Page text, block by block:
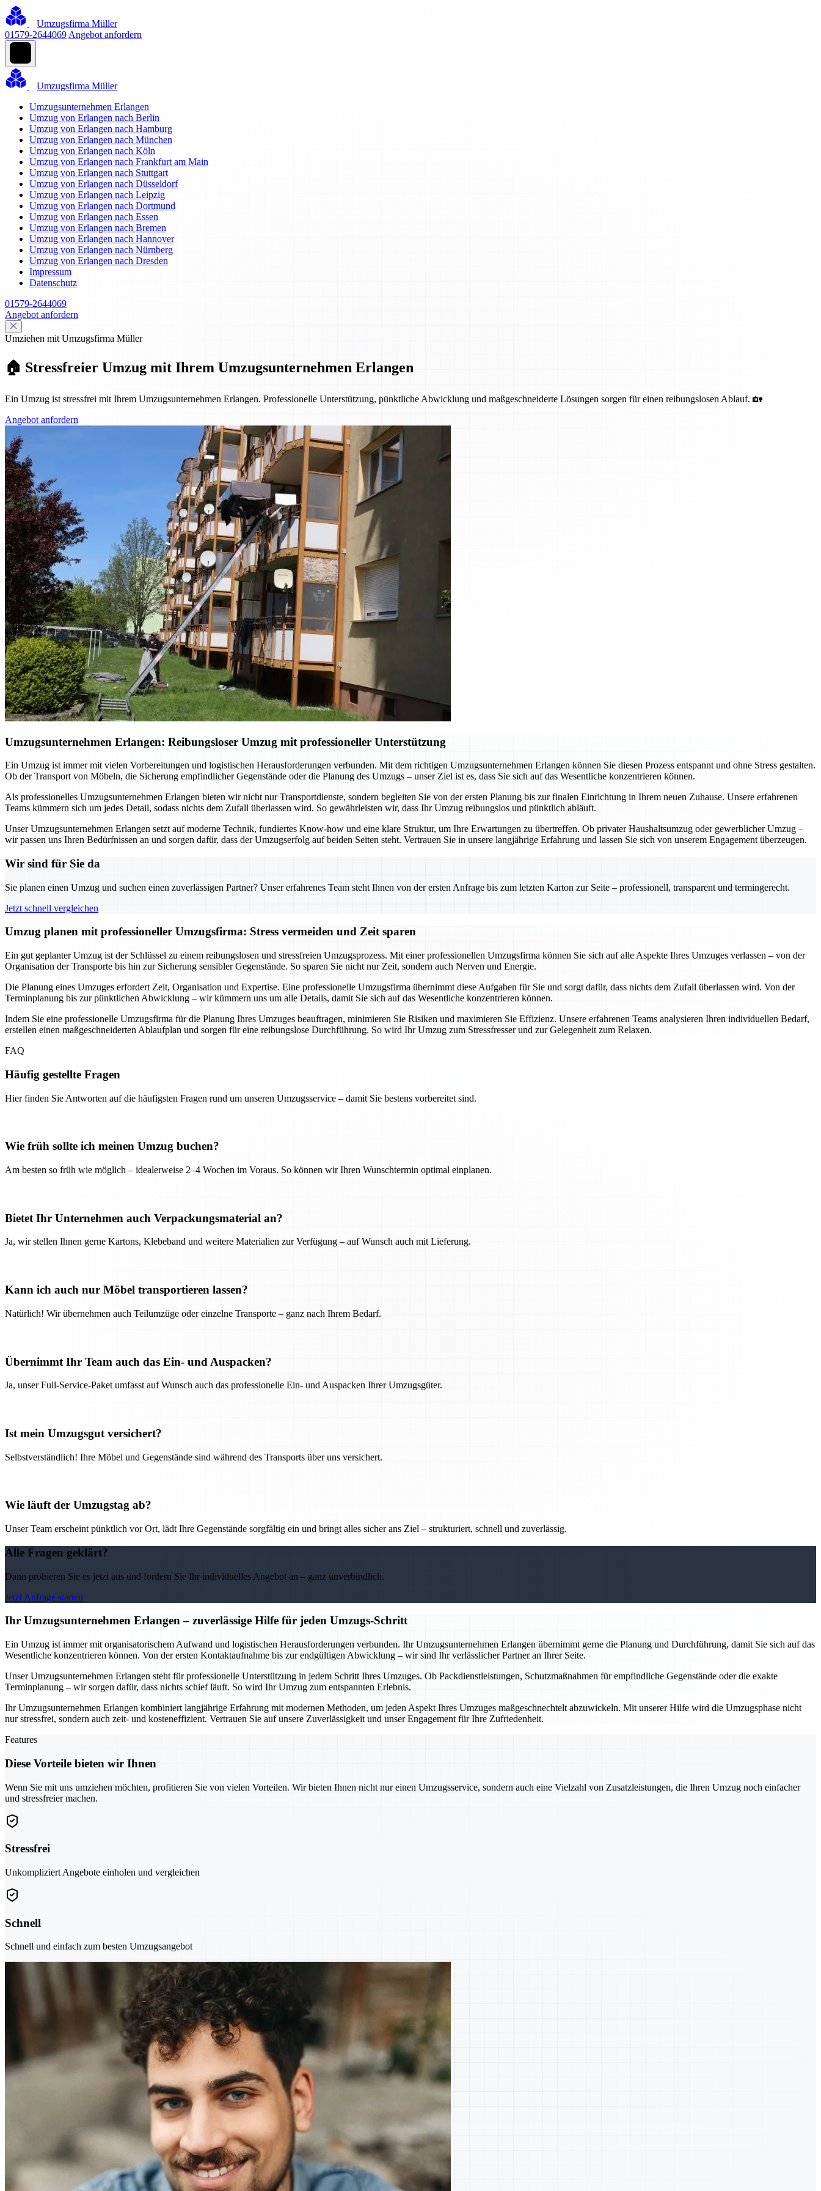
Umzugsfirma Müller
01579-2644069 Angebot anfordern
Umzugsfirma Müller
Umzugsunternehmen Erlangen
Umzug von Erlangen nach Berlin
Umzug von Erlangen nach Hamburg
Umzug von Erlangen nach München
Umzug von Erlangen nach Köln
Umzug von Erlangen nach Frankfurt am Main
Umzug von Erlangen nach Stuttgart
Umzug von Erlangen nach Düsseldorf
Umzug von Erlangen nach Leipzig
Umzug von Erlangen nach Dortmund
Umzug von Erlangen nach Essen
Umzug von Erlangen nach Bremen
Umzug von Erlangen nach Hannover
Umzug von Erlangen nach Nürnberg
Umzug von Erlangen nach Dresden
Impressum
Datenschutz
01579-2644069
Angebot anfordern
Umziehen mit Umzugsfirma Müller
🏠 Stressfreier Umzug mit Ihrem Umzugsunternehmen Erlangen
Ein Umzug ist stressfrei mit Ihrem Umzugsunternehmen Erlangen. Professionelle Unterstützung, pünktliche Abwicklung und maßgeschneiderte Lösungen sorgen für einen reibungslosen Ablauf. 🏡
Angebot anfordern
Umzugsunternehmen Erlangen: Reibungsloser Umzug mit professioneller Unterstützung
Ein Umzug ist immer mit vielen Vorbereitungen und logistischen Herausforderungen verbunden. Mit dem richtigen Umzugsunternehmen Erlangen können Sie diesen Prozess entspannt und ohne Stress gestalten.
Ob der Transport von Möbeln, die Sicherung empfindlicher Gegenstände oder die Planung des Umzugs – unser Ziel ist es, dass Sie sich auf das Wesentliche konzentrieren können.
Als professionelles Umzugsunternehmen Erlangen bieten wir nicht nur Transportdienste, sondern begleiten Sie von der ersten Planung bis zur finalen Einrichtung in Ihrem neuen Zuhause. Unsere erfahrenen
Teams kümmern sich um jedes Detail, sodass nichts dem Zufall überlassen wird. So gewährleisten wir, dass Ihr Umzug reibungslos und pünktlich abläuft.
Unser Umzugsunternehmen Erlangen setzt auf moderne Technik, fundiertes Know-how und eine klare Struktur, um Ihre Erwartungen zu übertreffen. Ob privater Haushaltsumzug oder gewerblicher Umzug –
wir passen uns Ihren Bedürfnissen an und sorgen dafür, dass der Umzugserfolg auf beiden Seiten steht. Vertrauen Sie in unsere langjährige Erfahrung und lassen Sie sich von unserem Engagement überzeugen.
Wir sind für Sie da
Sie planen einen Umzug und suchen einen zuverlässigen Partner? Unser erfahrenes Team steht Ihnen von der ersten Anfrage bis zum letzten Karton zur Seite – professionell, transparent und termingerecht.
Jetzt schnell vergleichen
Umzug planen mit professioneller Umzugsfirma: Stress vermeiden und Zeit sparen
Ein gut geplanter Umzug ist der Schlüssel zu einem reibungslosen und stressfreien Umzugsprozess. Mit einer professionellen Umzugsfirma können Sie sich auf alle Aspekte Ihres Umzuges verlassen – von der
Organisation der Transporte bis hin zur Sicherung sensibler Gegenstände. So sparen Sie nicht nur Zeit, sondern auch Nerven und Energie.
Die Planung eines Umzuges erfordert Zeit, Organisation und Expertise. Eine professionelle Umzugsfirma übernimmt diese Aufgaben für Sie und sorgt dafür, dass nichts dem Zufall überlassen wird. Von der
Terminplanung bis zur pünktlichen Abwicklung – wir kümmern uns um alle Details, damit Sie sich auf das Wesentliche konzentrieren können.
Indem Sie eine professionelle Umzugsfirma für die Planung Ihres Umzuges beauftragen, minimieren Sie Risiken und maximieren Sie Effizienz. Unsere erfahrenen Teams analysieren Ihren individuellen Bedarf,
erstellen einen maßgeschneiderten Ablaufplan und sorgen für eine reibungslose Durchführung. So wird Ihr Umzug zum Stressfresser und zur Gelegenheit zum Relaxen.
FAQ
Häufig gestellte Fragen
Hier finden Sie Antworten auf die häufigsten Fragen rund um unseren Umzugsservice – damit Sie bestens vorbereitet sind.
Wie früh sollte ich meinen Umzug buchen?
Am besten so früh wie möglich – idealerweise 2–4 Wochen im Voraus. So können wir Ihren Wunschtermin optimal einplanen.
Bietet Ihr Unternehmen auch Verpackungsmaterial an?
Ja, wir stellen Ihnen gerne Kartons, Klebeband und weitere Materialien zur Verfügung – auf Wunsch auch mit Lieferung.
Kann ich auch nur Möbel transportieren lassen?
Natürlich! Wir übernehmen auch Teilumzüge oder einzelne Transporte – ganz nach Ihrem Bedarf.
Übernimmt Ihr Team auch das Ein- und Auspacken?
Ja, unser Full-Service-Paket umfasst auf Wunsch auch das professionelle Ein- und Auspacken Ihrer Umzugsgüter.
Ist mein Umzugsgut versichert?
Selbstverständlich! Ihre Möbel und Gegenstände sind während des Transports über uns versichert.
Wie läuft der Umzugstag ab?
Unser Team erscheint pünktlich vor Ort, lädt Ihre Gegenstände sorgfältig ein und bringt alles sicher ans Ziel – strukturiert, schnell und zuverlässig.
Alle Fragen geklärt?
Dann probieren Sie es jetzt aus und fordern Sie Ihr individuelles Angebot an – ganz unverbindlich.
Jetzt Anfrage starten
Ihr Umzugsunternehmen Erlangen – zuverlässige Hilfe für jeden Umzugs-Schritt
Ein Umzug ist immer mit organisatorischem Aufwand und logistischen Herausforderungen verbunden. Ihr Umzugsunternehmen Erlangen übernimmt gerne die Planung und Durchführung, damit Sie sich auf das
Wesentliche konzentrieren können. Von der ersten Kontaktaufnahme bis zur endgültigen Abwicklung – wir sind Ihr verlässlicher Partner an Ihrer Seite.
Unser Umzugsunternehmen Erlangen steht für professionelle Unterstützung in jedem Schritt Ihres Umzuges. Ob Packdienstleistungen, Schutzmaßnahmen für empfindliche Gegenstände oder die exakte
Terminplanung – wir sorgen dafür, dass nichts schief läuft. So wird Ihr Umzug zum entspannten Erlebnis.
Ihr Umzugsunternehmen Erlangen kombiniert langjährige Erfahrung mit modernen Methoden, um jeden Aspekt Ihres Umzuges maßgeschnechtelt abzuwickeln. Mit unserer Hilfe wird die Umzugsphase nicht
nur stressfrei, sondern auch zeit- und kosteneffizient. Vertrauen Sie auf unsere Zuverlässigkeit und unser Engagement für Ihre Zufriedenheit.
Features
Diese Vorteile bieten wir Ihnen
Wenn Sie mit uns umziehen möchten, profitieren Sie von vielen Vorteilen. Wir bieten Ihnen nicht nur einen Umzugsservice, sondern auch eine Vielzahl von Zusatzleistungen, die Ihren Umzug noch einfacher
und stressfreier machen.
Stressfrei
Unkompliziert Angebote einholen und vergleichen
Schnell
Schnell und einfach zum besten Umzugsangebot